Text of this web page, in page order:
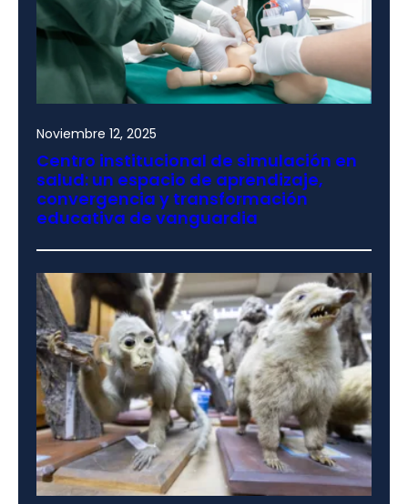
Noviembre 12, 2025
Centro institucional de simulación en
salud: un espacio de aprendizaje,
convergencia y transformación
educativa de vanguardia